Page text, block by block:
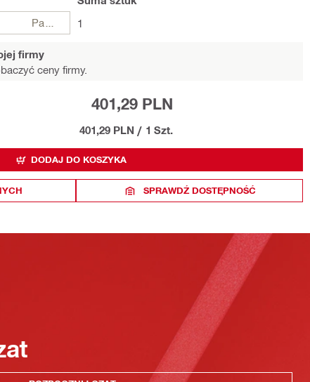
1
firmy
ceny firmy.
401,29 PLN
401,29 PLN / 1 Szt.
DODAJ DO KOSZYKA
SPRAWDŹ DOSTĘPNOŚĆ